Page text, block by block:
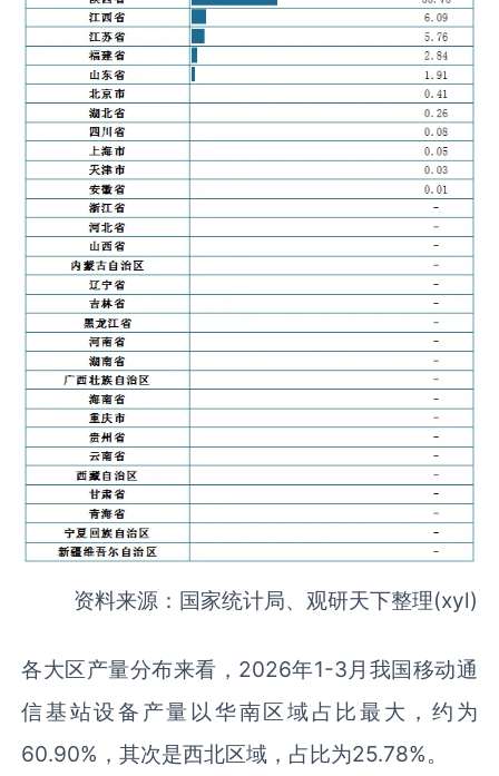
资料来源：国家统计局、观研天下整理(xyl)
各大区产量分布来看，2026年1-3月我国移动通
信基站设备产量以华南区域占比最大，约为
60.90%，其次是西北区域，占比为25.78%。